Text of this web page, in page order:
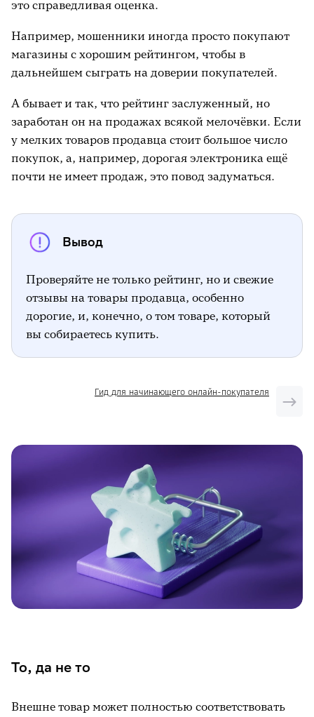
это справедливая оценка.
Например, мошенники иногда просто покупают
магазины с хорошим рейтингом, чтобы в
дальнейшем сыграть на доверии покупателей.
А бывает и так, что рейтинг заслуженный, но
заработан он на продажах всякой мелочёвки. Если
у мелких товаров продавца стоит большое число
покупок, а, например, дорогая электроника ещё
почти не имеет продаж, это повод задуматься.
Вывод
Проверяйте не только рейтинг, но и свежие
отзывы на товары продавца, особенно
дорогие, и, конечно, о том товаре, который
вы собираетесь купить.
Гид для начинающего онлайн-покупателя
То, да не то
Внешне товар может полностью соответствовать